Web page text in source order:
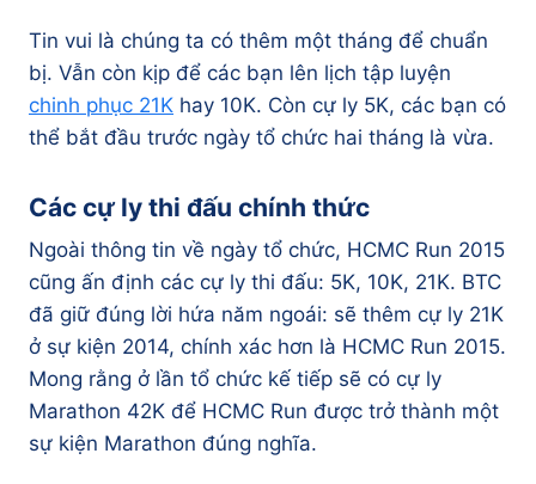
Tin vui là chúng ta có thêm một tháng để chuẩn
bị. Vẫn còn kịp để các bạn lên lịch tập luyện
chinh phục 21K hay 10K. Còn cự ly 5K, các bạn có
thể bắt đầu trước ngày tổ chức hai tháng là vừa.
Các cự ly thi đấu chính thức
Ngoài thông tin về ngày tổ chức, HCMC Run 2015
cũng ấn định các cự ly thi đấu: 5K, 10K, 21K. BTC
đã giữ đúng lời hứa năm ngoái: sẽ thêm cự ly 21K
ở sự kiện 2014, chính xác hơn là HCMC Run 2015.
Mong rằng ở lần tổ chức kế tiếp sẽ có cự ly
Marathon 42K để HCMC Run được trở thành một
sự kiện Marathon đúng nghĩa.